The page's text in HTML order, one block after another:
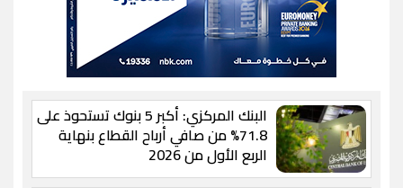
البنك المركزي: أكبر 5 بنوك تستحوذ على
71.8% من صافي أرباح القطاع بنهاية
الربع الأول من 2026